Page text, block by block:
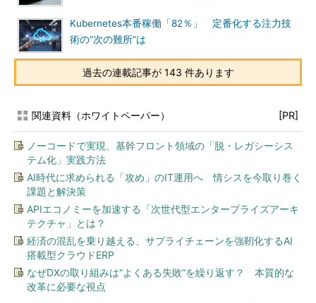
Kubernetes本番稼働「82％」 定番化する注力技
術の“次の難所”は
過去の連載記事が 143 件あります
関連資料（ホワイトペーパー） [PR]
ノーコードで実現、基幹フロント領域の「脱・レガシーシス
テム化」実践方法
AI時代に求められる「攻め」のIT運用へ 情シスを今取り巻く
課題と解決策
APIエコノミーを加速する「次世代型エンタープライズアーキ
テクチャ」とは？
経済の混乱を乗り越える、サプライチェーンを強靭化するAI
搭載型クラウドERP
なぜDXの取り組みは“よくある失敗”を繰り返す？ 本質的な
改革に必要な視点